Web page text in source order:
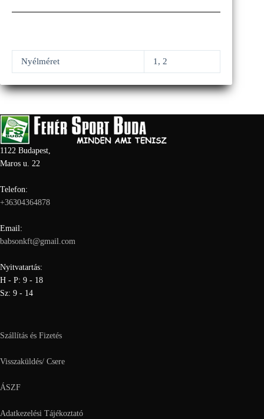
Nyélméret 1, 2
1122 Budapest,
Maros u. 22
Telefon:
+36304364878
Email:
babsonkft@gmail.com
Nyitvatartás:
H - P: 9 - 18
Sz: 9 - 14
Szállítás és Fizetés
Visszaküldés/ Csere
ÁSZF
Adatkezelési Tájékoztató